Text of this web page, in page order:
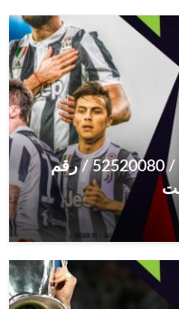
بي ان سبورت سعد العبد الله / 52520080 / رقم